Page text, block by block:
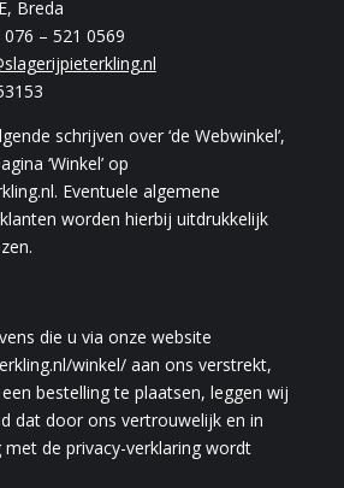
Breda
– 521 0569
schrijven over ‘de Webwinkel’,
‘Winkel’ op
Eventuele algemene
worden hierbij uitdrukkelijk
die u via onze website
winkel/ aan ons verstrekt,
bestelling te plaatsen, leggen wij
dat door ons vertrouwelijk en in
de privacy-verklaring wordt